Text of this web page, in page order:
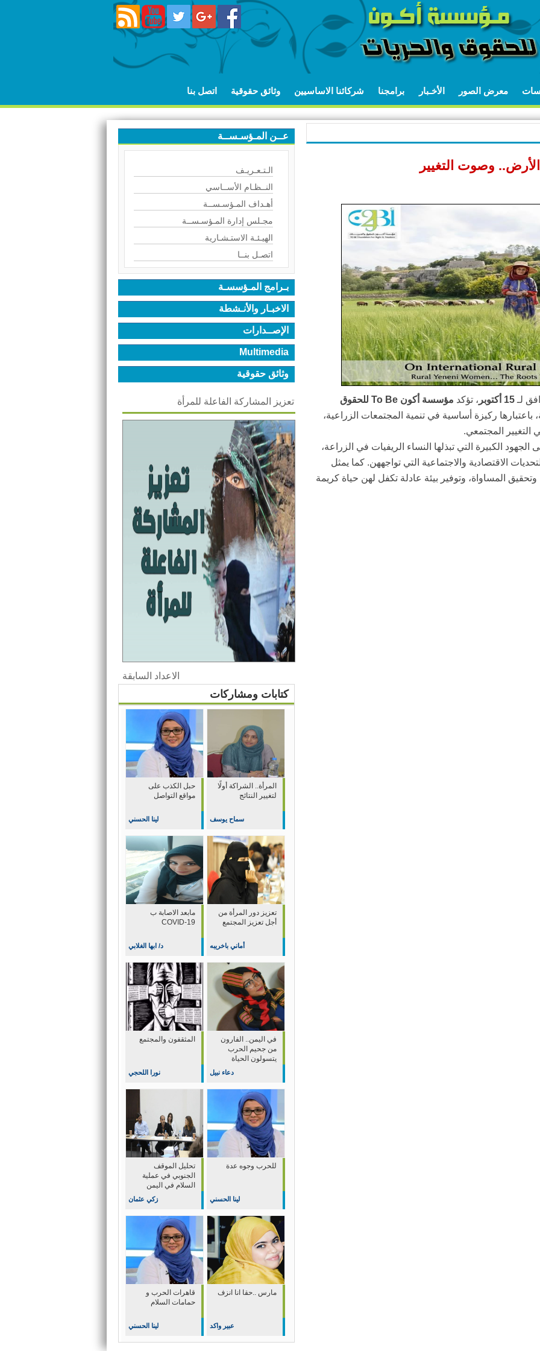
معرض الصور الأخـبار برامجنا شركائنا الاساسيين وثائق حقوقية اتصل بنا
عــن المـؤسـســة
الـتـعـريـف
النــظـام الأســاسي
أهـداف المـؤسـســة
مجـلس إدارة المـؤسـســة
الهيـئـة الاستـشـارية
اتصـل بنــا
بـرامج المـؤسسـة
الاخبـار والأنـشطة
الإصــدارات
Multimedia
وثائق حقوقية
تعزيز المشاركة الفاعلة للمرأة
الاعداد السابقة
كتابات ومشاركات
حبل الكذب على
مواقع التواصل
لينا الحسني
المرأة.. الشراكة أولًا
لتغيير النتائج
سماح يوسف
مابعد الاصابة ب
COVID-19
د/ ابها الغلابي
تعزيز دور المرأة من
أجل تعزيز المجتمع
أماني باخريبه
المثقفون والمجتمع
نورا اللحجي
في اليمن.. الفارون
من جحيم الحرب
يتسولون الحياة
دعاء نبيل
تحليل الموقف
الجنوبي في عملية
السلام في اليمن
زكي عثمان
للحرب وجوه عدة
لينا الحسني
قاهرات الحرب و
حمامات السلام
لينا الحسني
مارس ..حقا انا انزف
عبير واكد
وصوت التغيير
لـ15 أكتوبر ، تؤكد
مؤسسة أكون To Be للحقوق
باعتبارها ركيزة أساسية في تنمية المجتمعات الزراعية،
التغيير المجتمعي.
الكبيرة التي تبذلها النساء الريفيات في الزراعة،
الاقتصادية والاجتماعية التي تواجههن. كما يمثل
المساواة، وتوفير بيئة عادلة تكفل لهن حياة كريمة